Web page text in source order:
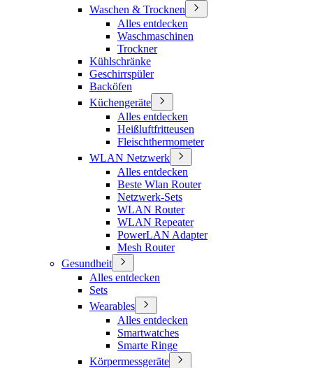
Waschen & Trocknen
Alles entdecken
Waschmaschinen
Trockner
Kühlschränke
Geschirrspüler
Backöfen
Küchengeräte
Alles entdecken
Heißluftfritteusen
Fleischthermometer
WLAN Netzwerk
Alles entdecken
Beste Wlan Router
Netzwerk-Sets
WLAN Router
WLAN Repeater
PowerLAN Adapter
Mesh Router
Gesundheit
Alles entdecken
Sets
Wearables
Alles entdecken
Smartwatches
Smarte Ringe
Körpermessgeräte